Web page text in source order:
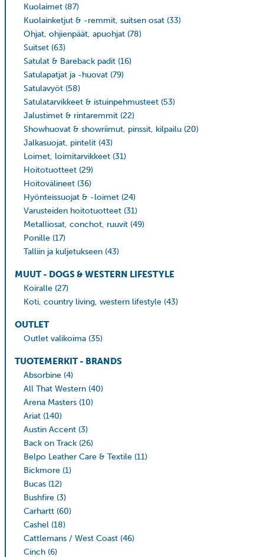
Kuolaimet (87)
Kuolainketjut & -remmit, suitsen osat (33)
Ohjat, ohjienpäät, apuohjat (78)
Suitset (63)
Satulat & Bareback padit (16)
Satulapatjat ja -huovat (79)
Satulavyöt (58)
Satulatarvikkeet & istuinpehmusteet (53)
Jalustimet & rintaremmit (22)
Showhuovat & showriimut, pinssit, kilpailu (20)
Jalkasuojat, pintelit (43)
Loimet, loimitarvikkeet (31)
Hoitotuotteet (29)
Hoitovälineet (36)
Hyönteissuojat & -loimet (24)
Varusteiden hoitotuotteet (31)
Metalliosat, conchot, ruuvit (49)
Ponille (17)
Talliin ja kuljetukseen (43)
MUUT - DOGS & WESTERN LIFESTYLE
Koiralle (27)
Koti, country living, western lifestyle (43)
OUTLET
Outlet valikoima (35)
TUOTEMERKIT - BRANDS
Absorbine (4)
All That Western (40)
Arena Masters (10)
Ariat (140)
Austin Accent (3)
Back on Track (26)
Belpo Leather Care & Textile (11)
Bickmore (1)
Bucas (12)
Bushfire (3)
Carhartt (60)
Cashel (18)
Cattlemans / West Coast (46)
Cinch (6)